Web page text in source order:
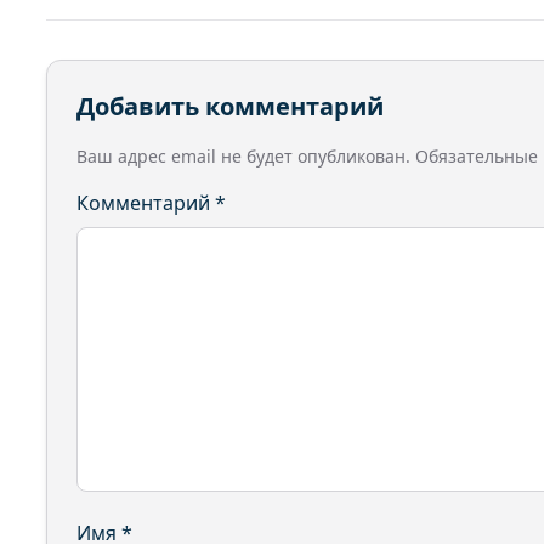
Добавить комментарий
Ваш адрес email не будет опубликован.
Комментарий *
Имя *